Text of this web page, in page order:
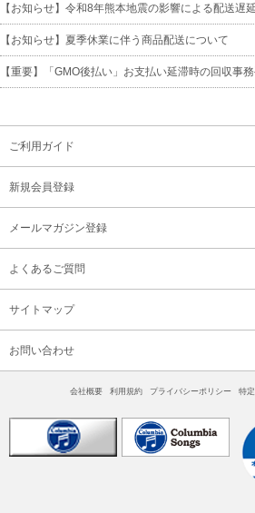
【お知らせ】令和8年熊本地震の影響による配送遅
【お知らせ】夏季休業に伴う商品配送について
【重要】「GMO後払い」お支払い延滞時の回収事
ご利用ガイド
新規会員登録
メールマガジン登録
よくあるご質問
サイトマップ
お問い合わせ
会社概要 利用規約 プライバシーポリシー 特